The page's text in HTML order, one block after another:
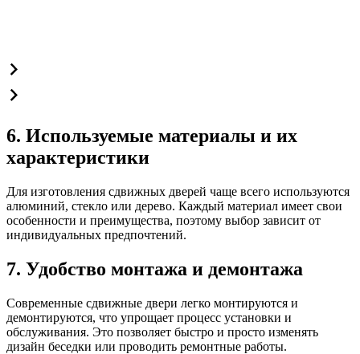
6. Используемые материалы и их
характеристики
Для изготовления сдвижных дверей чаще всего используются
алюминий, стекло или дерево. Каждый материал имеет свои
особенности и преимущества, поэтому выбор зависит от
индивидуальных предпочтений.
7. Удобство монтажа и демонтажа
Современные сдвижные двери легко монтируются и
демонтируются, что упрощает процесс установки и
обслуживания. Это позволяет быстро и просто изменять
дизайн беседки или проводить ремонтные работы.